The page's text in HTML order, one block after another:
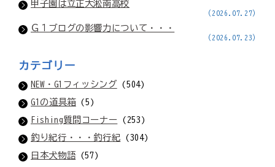
甲子園は立正大淞南高校
(2026.07.27)
Ｇ１ブログの影響力について・・・
(2026.07.23)
カテゴリー
NEW・G1フィッシング(504)
G1の道具箱(5)
Fishing質問コーナー (253)
釣り紀行・・・釣行紀 (304)
日本犬物語(57)